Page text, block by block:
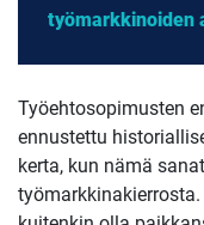
työmarkkinoiden
Työehtosopimusten
ennustettu
kerta, kun nämä